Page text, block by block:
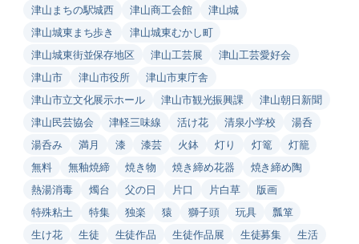
津山まちの駅城西
津山商工会館
津山城
津山城東まち歩き
津山城東むかし町
津山城東街並保存地区
津山工芸展
津山工芸愛好会
津山市
津山市役所
津山市東庁舎
津山市立文化展示ホール
津山市観光振興課
津山朝日新聞
津山民芸協会
津軽三味線 活け花 清泉小学校
湯呑
湯呑み
満月 漆 漆芸 火鉢 灯り 灯篭
灯籠
無料
無釉焼締 焼き物 焼き締め花器
焼き締め陶
熱湯消毒
燭台 父の日 片口 片白草
版画
特殊粘土
特集 独楽 猿 獅子頭 玩具
瓢箪
生け花
生徒 生徒作品 生徒作品展 生徒募集 生活